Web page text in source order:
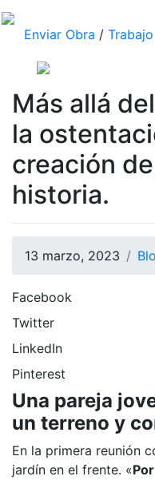
Enviar Obra / Trabajo
Más allá
la
creación
historia.
13 marzo, 2023
Facebook
Twitter
LinkedIn
Pinterest
Una pareja
un terreno y
En la primera reunión
jardín en el frente. «